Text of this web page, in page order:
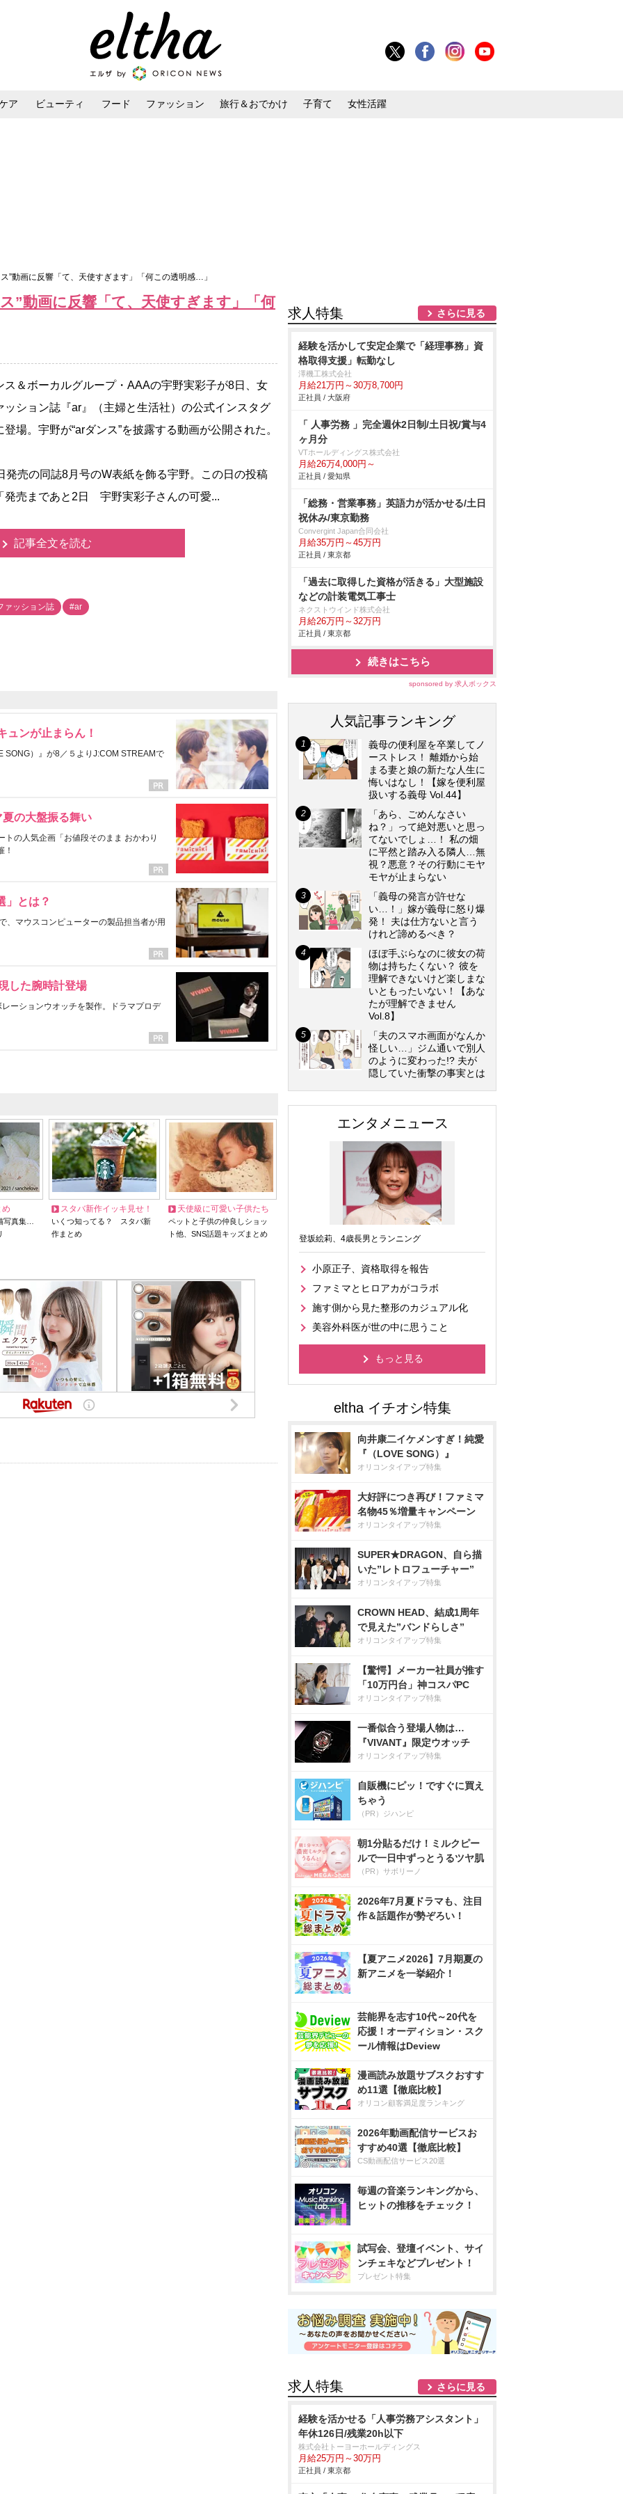
ア ビューティ フード ファッション 旅行＆おでかけ 子育て 女性活躍
”動画に反響「て、天使すぎます」「何この透明感…」
”動画に反響「て、天使すぎます」「何
＆ボーカルグループ・AAAの宇野実彩子が8日、女
ッション誌『ar』（主婦と生活社）の公式インスタグ
登場。宇野が“arダンス”を披露する動画が公開された。
売の同誌8月号のW表紙を飾る宇野。この日の投稿
発売まであと2日 宇野実彩子さんの可愛...
記事全文を読む
ァッション誌 #ar
ュンが止まらん！
SONG）』が8／５よりJ:COM STREAMで
の大盤振る舞い
の人気企画「お値段そのまま おかわり
！
」とは？
、マウスコンピューターの製品担当者が用
した腕時計登場
ーションウオッチを製作。ドラマプロデ
め
写真集…
スタバ新作イッキ見せ！
いくつ知ってる？ スタバ新
作まとめ
天使級に可愛い子供たち
ペットと子供の仲良しショッ
ト他、SNS話題キッズまとめ
求人特集 さらに見る
経験を活かして安定企業で「経理事務」資
格取得支援」転勤なし
澤機工株式会社
月給21万円～30万8,700円
正社員 / 大阪府
「 人事労務 」完全週休2日制/土日祝/賞与4
ヶ月分
VTホールディングス株式会社
月給26万4,000円～
正社員 / 愛知県
「総務・営業事務」英語力が活かせる/土日
祝休み/東京勤務
Convergint Japan合同会社
月給35万円～45万円
正社員 / 東京都
「過去に取得した資格が活きる」大型施設
などの計装電気工事士
ネクストウインド株式会社
月給26万円～32万円
正社員 / 東京都
続きはこちら
sponsored by 求人ボックス
人気記事ランキング
義母の便利屋を卒業してノ
ーストレス！ 離婚から始
まる妻と娘の新たな人生に
悔いはなし！【嫁を便利屋
扱いする義母 Vol.44】
「あら、ごめんなさい
ね？」って絶対悪いと思っ
てないでしょ…！ 私の畑
に平然と踏み入る隣人…無
視？悪意？その行動にモヤ
モヤが止まらない
「義母の発言が許せな
い…！」嫁が義母に怒り爆
発！ 夫は仕方ないと言う
けれど諦めるべき？
ほぼ手ぶらなのに彼女の荷
物は持ちたくない？ 彼を
理解できないけど楽しまな
いともったいない！【あな
たが理解できません
Vol.8】
「夫のスマホ画面がなんか
怪しい…」ジム通いで別人
のように変わった!? 夫が
隠していた衝撃の事実とは
エンタメニュース
登坂絵莉、4歳長男とランニング
小原正子、資格取得を報告
ファミマとヒロアカがコラボ
施す側から見た整形のカジュアル化
美容外科医が世の中に思うこと
もっと見る
向井康二イケメンすぎ！純愛
『（LOVE SONG）』
オリコンタイアップ特集
大好評につき再び！ファミマ
名物45％増量キャンペーン
オリコンタイアップ特集
SUPER★DRAGON、自ら描
いた”レトロフューチャー”
オリコンタイアップ特集
CROWN HEAD、結成1周年
で見えた”バンドらしさ”
オリコンタイアップ特集
【驚愕】メーカー社員が推す
「10万円台」神コスパPC
オリコンタイアップ特集
一番似合う登場人物は…
『VIVANT』限定ウオッチ
オリコンタイアップ特集
自販機にピッ！ですぐに買え
ちゃう
（PR）ジハンピ
朝1分貼るだけ！ミルクピー
ルで一日中ずっとうるツヤ肌
（PR）サボリーノ
2026年7月夏ドラマも、注目
作＆話題作が勢ぞろい！
【夏アニメ2026】7月期夏の
新アニメを一挙紹介！
芸能界を志す10代～20代を
応援！オーディション・スク
ール情報はDeview
漫画読み放題サブスクおすす
め11選【徹底比較】
オリコン顧客満足度ランキング
2026年動画配信サービスお
すすめ40選【徹底比較】
CS動画配信サービス20選
毎週の音楽ランキングから、
ヒットの推移をチェック！
試写会、登壇イベント、サイ
ンチェキなどプレゼント！
プレゼント特集
求人特集 さらに見る
経験を活かせる「人事労務アシスタント」
年休126日/残業20h以下
株式会社トーヨーホールディングス
月給25万円～30万円
正社員 / 東京都